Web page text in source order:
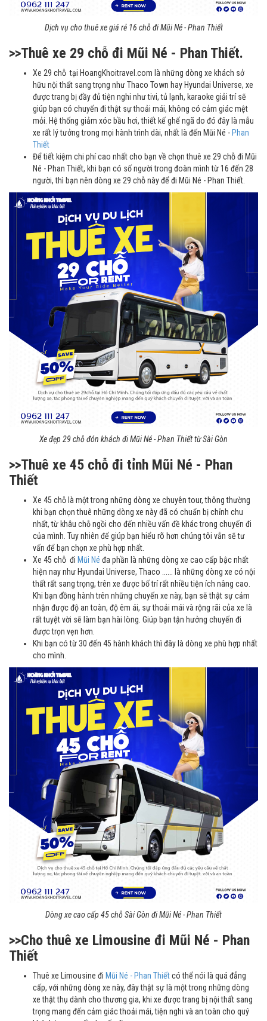
Dịch vụ cho thuê xe giá rẻ 16 chỗ đi Mũi Né - Phan Thiết
>>Thuê xe 29 chỗ đi Mũi Né - Phan Thiết.
Xe 29 chỗ tại HoangKhoitravel.com là những dòng xe khách sở
hữu nội thất sang trọng như Thaco Town hay Hyundai Universe, xe
được trang bị đầy đủ tiện nghi như tivi, tủ lạnh, karaoke giải trí sẽ
giúp bạn có chuyến đi thật sự thoải mái, không có cảm giác mệt
mỏi. Hệ thống giảm xóc bầu hơi, thiết kế ghế ngã do đó đây là mẫu
xe rất lý tưởng trong mọi hành trình dài, nhất là đến Mũi Né - Phan
Thiết
Để tiết kiệm chi phí cao nhất cho bạn về chọn thuê xe 29 chỗ đi Mũi
Né - Phan Thiết, khi bạn có số người trong đoàn mình từ 16 đến 28
người, thì bạn nên dòng xe 29 chỗ này để đi Mũi Né - Phan Thiết.
Xe đẹp 29 chỗ đón khách đi Mũi Né - Phan Thiết từ Sài Gòn
>>Thuê xe 45 chỗ đi tỉnh Mũi Né - Phan
Thiết
Xe 45 chỗ là một trong những dòng xe chuyên tour, thông thường
khi bạn chọn thuê những dòng xe này đã có chuẩn bị chỉnh chu
nhất, từ khâu chỗ ngồi cho đến nhiều vấn đề khác trong chuyến đi
của mình. Tuy nhiên để giúp bạn hiểu rõ hơn chúng tôi vẫn sẽ tư
vấn để bạn chọn xe phù hợp nhất.
Xe 45 chỗ đi Mũi Né đa phần là những dòng xe cao cấp bậc nhất
hiện nay như Hyundai Universe, Thaco ...... là những dòng xe có nội
thất rất sang trọng, trên xe được bố trí rất nhiều tiện ích nâng cao.
Khi bạn đồng hành trên những chuyến xe này, bạn sẽ thật sự cảm
nhận được độ an toàn, độ êm ái, sự thoải mái và rộng rãi của xe là
rất tuyệt vời sẽ làm bạn hài lòng. Giúp bạn tận hưởng chuyến đi
được trọn vẹn hơn.
Khi bạn có từ 30 đến 45 hành khách thì đây là dòng xe phù hợp nhất
cho mình.
Dòng xe cao cấp 45 chỗ Sài Gòn đi Mũi Né - Phan Thiết
>>Cho thuê xe Limousine đi Mũi Né - Phan
Thiết
Thuê xe Limousine đi Mũi Né - Phan Thiếtcó thể nói là quá đẳng
cấp, với những dòng xe này, đây thật sự là một trong những dòng
xe thật thụ dành cho thương gia, khi xe được trang bị nội thất sang
trọng mang đến cảm giác thoải mái, tiện nghi và an toàn cho quý